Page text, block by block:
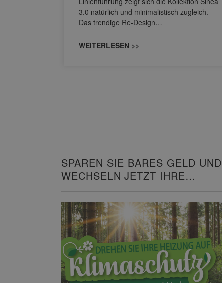
3.0 natürlich und minimalistisch zugleich.
Das trendige Re-Design…
WEITERLESEN >>
SPAREN SIE BARES GELD UND
WECHSELN JETZT IHRE